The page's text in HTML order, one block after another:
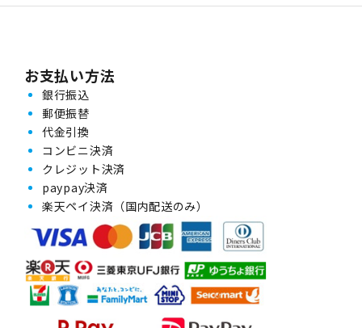
お支払い方法
銀行振込
郵便振替
代金引換
コンビニ決済
クレジット決済
paypay決済
楽天ペイ決済（国内配送のみ）